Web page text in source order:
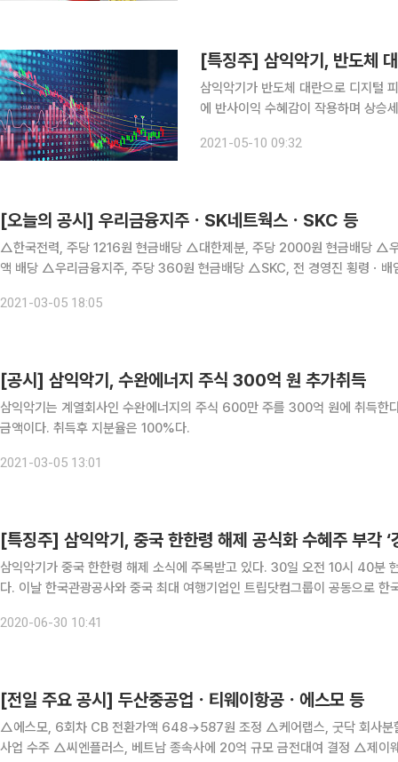
[특징주] 삼익악기, 반도체
삼익악기가 반도체 대란으로 디지털
에 반사이익 수혜감이 작용하며 상승세다. 10일 오전 9시30분 현재 삼익악기는 전
인도네시아 공장에 지난해 말부터 생
2021-05-10 09:32
[오늘의 공시] 우리금융지주ㆍSK네트웍스ㆍSKC 등
△한국전력, 주당 1216원 현금배당 △대한제분, 주당 2000원 현금배당 △우리은행, 주당 950원 현금배당…우리금융지주에 6082억 전
액 배당 △우리금융지주, 주당 360원 현금배당 △SKC, 전 경영진 횡령ㆍ
2021-03-05 18:05
[공시] 삼익악기, 수완에너지 주식 300억 원 추가취득
삼익악기는 계열회사인 수완에너지의 주식 600만 주를 300억 원에 취득한다고 5일 공시했다. 이는 자기자
금액이다. 취득후 지분율은 100%다.
2021-03-05 13:01
[특징주] 삼익악기, 중국 한한령 해제 공식화 수혜주 부각 ‘
삼익악기가 중국 한한령 해제 소식에 주목받고 있다. 30일 오전 10시 40분 현재 삼익악기는 전일보다 4.06% 오른 1410원에 거래 중이
다. 이날 한국관광공사와 중국 최대 여행기업인 트립닷컴그룹이 공동으로 한국 관광상품 판촉에 나서기로 했다. 한국 관광상품이 중국 전역
2020-06-30 10:41
[전일 주요 공시] 두산중공업ㆍ티웨이항공ㆍ에스모 등
△에스모, 6회차 CB 전환가액 648→587원 조정 △케어랩스, 굿닥 회사분할 결정 △유신, 163억 규모 네팔 지역 고속도로
사업 수주 △씨엔플러스, 베트남 종속사에 20억 규모 금전대여 결정 △제이웨이, 임정배 사외이사 중도 퇴임 △액트, 100억 규모 CB 발